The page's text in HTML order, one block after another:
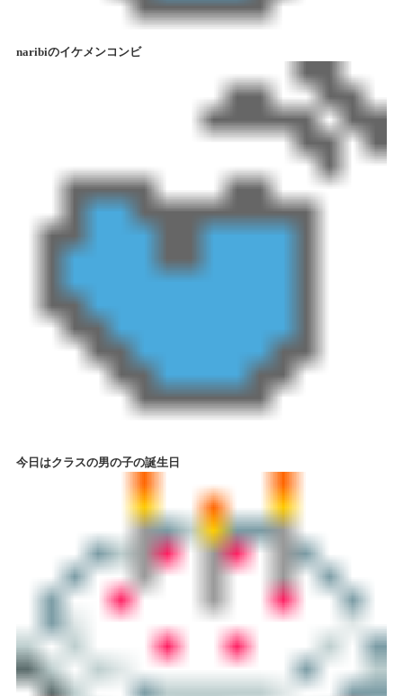
naribiのイケメンコンビ
今日はクラスの男の子の誕生日